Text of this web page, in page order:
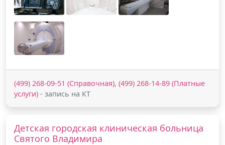
(499) 268-09-51 (Справочная), (499) 268-14-89 (Платные
услуги) - запись на КТ
Детская городская клиническая больница
Святого Владимира